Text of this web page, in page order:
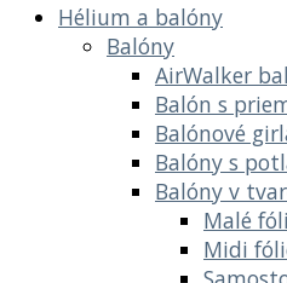
Hélium a balóny
Balóny
AirWalker
Balón s
Balónové
Balóny s
Balóny v
Malé
Midi